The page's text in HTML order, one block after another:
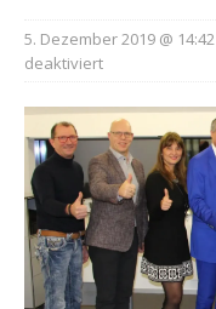
5. Dezember 2019 @ 14:42
deaktiviert